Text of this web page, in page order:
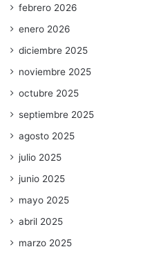
febrero 2026
enero 2026
diciembre 2025
noviembre 2025
octubre 2025
septiembre 2025
agosto 2025
julio 2025
junio 2025
mayo 2025
abril 2025
marzo 2025